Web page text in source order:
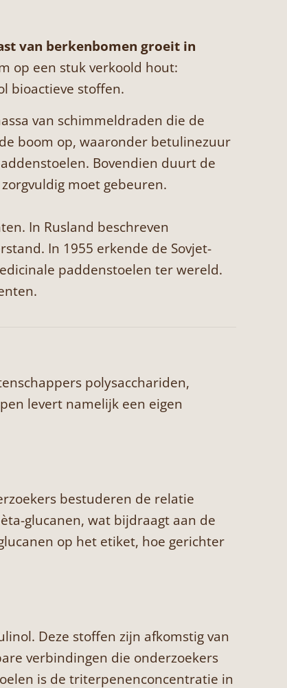
van berkenbomen groeit in
op een stuk verkoold hout:
bioactieve stoffen.
van schimmeldraden die de
boom op, waaronder betulinezuur
Bovendien duurt de
moet gebeuren.
In Rusland beschreven
In 1955 erkende de Sovjet-
paddenstoelen ter wereld.
polysacchariden,
levert namelijk een eigen
bestuderen de relatie
glucanen, wat bijdraagt aan de
op het etiket, hoe gerichter
Deze stoffen zijn afkomstig van
verbindingen die onderzoekers
is de triterpenenconcentratie in